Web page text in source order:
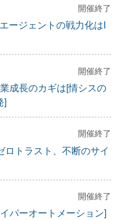
開催終了
ージェントの戦力化はI
開催終了
成長のカギは[情シスの
]
開催終了
ロトラスト、不断のサイ
開催終了
パーオートメーション]